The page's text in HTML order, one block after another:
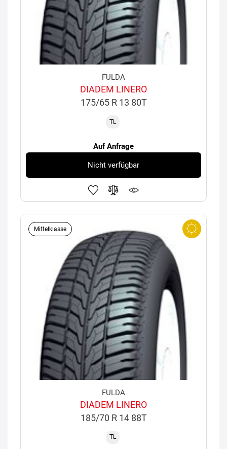
FULDA
DIADEM LINERO
175/65 R 13 80T
TL
Auf Anfrage
Nicht verfügbar
Mittelklasse
FULDA
DIADEM LINERO
185/70 R 14 88T
TL